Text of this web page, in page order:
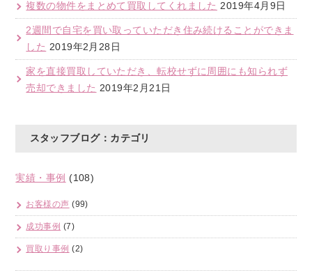
複数の物件をまとめて買取してくれました 2019年4月9日
2週間で自宅を買い取っていただき住み続けることができま
した 2019年2月28日
家を直接買取していただき、転校せずに周囲にも知られず
売却できました 2019年2月21日
スタッフブログ：カテゴリ
実績・事例 (108)
お客様の声 (99)
成功事例 (7)
買取り事例 (2)